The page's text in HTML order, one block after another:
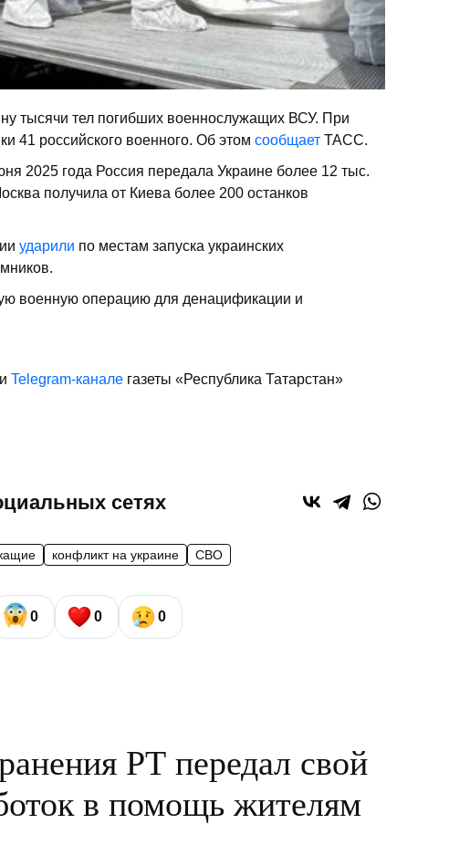
тысячи тел погибших военнослужащих ВСУ. При
41 российского военного. Об этом сообщает ТАСС.
2025 года Россия передала Украине более 12 тыс.
получила от Киева более 200 останков
ударили по местам запуска украинских
военную операцию для денацификации и
и Telegram-канале газеты «Республика Татарстан»
сетях
конфликт на украине СВО
0 0 0
РТ передал свой
в помощь жителям